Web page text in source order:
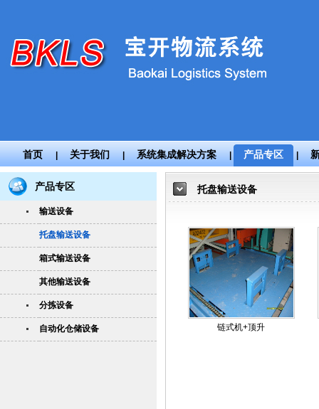
首页 关于我们 系统集成解决方案 产品专区
产品专区
输送设备
托盘输送设备
箱式输送设备
其他输送设备
分拣设备
自动化仓储设备
托盘输送设备
链式机+顶升